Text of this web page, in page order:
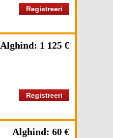
Registreeri
Alghind: 1 125 €
Registreeri
Alghind: 60 €